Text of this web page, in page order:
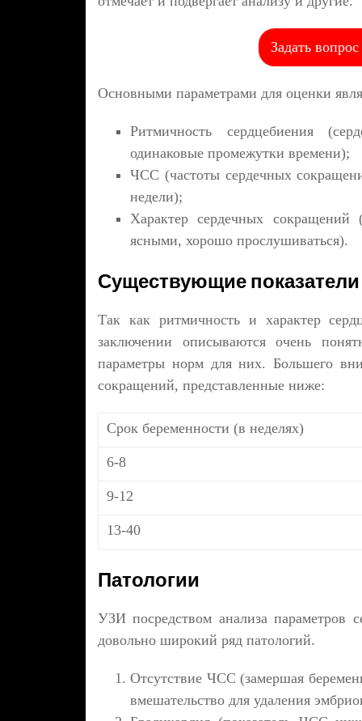
Задать
Основными параметрами для оценки
Ритмичность сердцебиения
одинаковые промежутки времени);
ЧСС (частоты сердечных
недели);
Характер сердечных
ясными, хорошо прослушиваться).
Существующие
Так как ритмичность и характер
заключении описываются очень
параметры норм для них. Большего
сокращений, представленные ниже:
Срок беременности (в неделях)
6-8
9-12
13-40
Патологии
УЗИ посредством анализа параметров
довольно широкий ряд патологий.
Отсутствие ЧСС (замершая
вмешательство для удаления